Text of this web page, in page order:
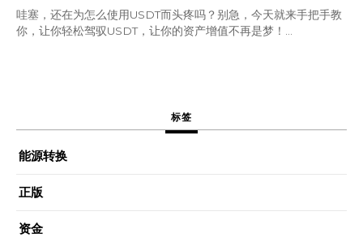
哇塞，还在为怎么使用USDT而头疼吗？别急，今天就来手把手教
你，让你轻松驾驭USDT，让你的资产增值不再是梦！...
标签
能源转换
正版
资金